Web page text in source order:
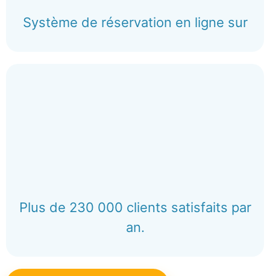
Système de réservation en ligne sur
Plus de 230 000 clients satisfaits par
an.